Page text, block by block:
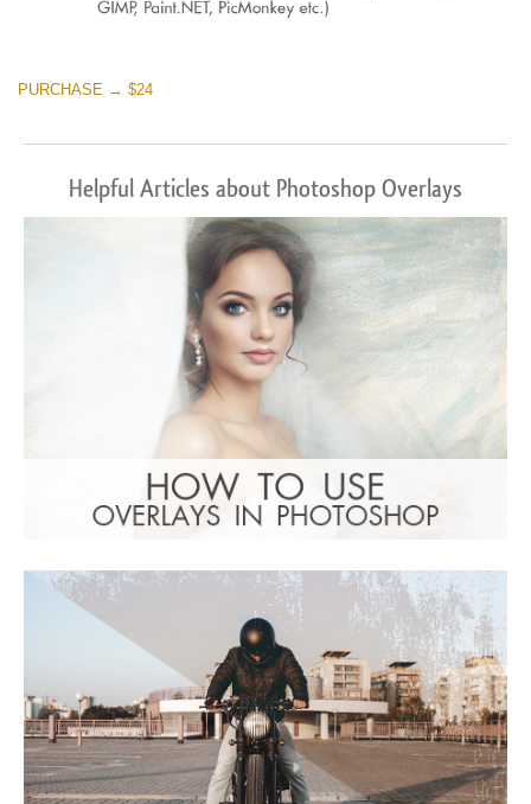
PURCHASE → $24
Helpful Articles about Photoshop Overlays